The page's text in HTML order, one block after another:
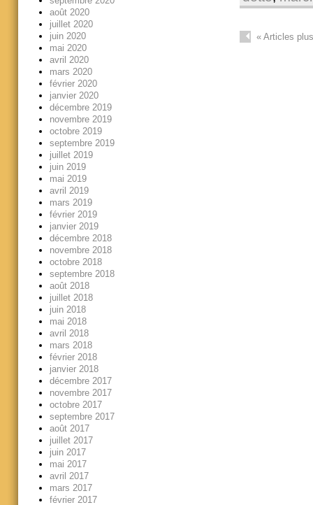
«Articles
août 2020
juillet 2020
juin 2020
mai 2020
avril 2020
mars 2020
février 2020
janvier 2020
décembre 2019
novembre 2019
octobre 2019
septembre 2019
juillet 2019
juin 2019
mai 2019
avril 2019
mars 2019
février 2019
janvier 2019
décembre 2018
novembre 2018
octobre 2018
septembre 2018
août 2018
juillet 2018
juin 2018
mai 2018
avril 2018
mars 2018
février 2018
janvier 2018
décembre 2017
novembre 2017
octobre 2017
septembre 2017
août 2017
juillet 2017
juin 2017
mai 2017
avril 2017
mars 2017
février 2017